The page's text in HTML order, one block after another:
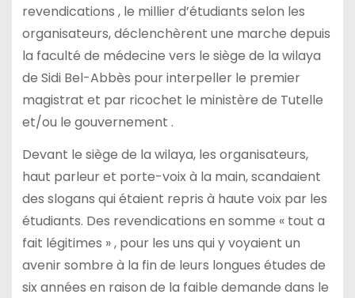
revendications , le millier d’étudiants selon les
organisateurs, déclenchèrent une marche depuis
la faculté de médecine vers le siège de la wilaya
de Sidi Bel-Abbès pour interpeller le premier
magistrat et par ricochet le ministère de Tutelle
et/ou le gouvernement .
Devant le siège de la wilaya, les organisateurs,
haut parleur et porte-voix à la main, scandaient
des slogans qui étaient repris à haute voix par les
étudiants. Des revendications en somme « tout a
fait légitimes » , pour les uns qui y voyaient un
avenir sombre à la fin de leurs longues études de
six années en raison de la faible demande dans le